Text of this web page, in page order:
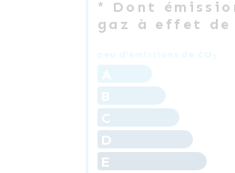
* Dont
gaz à effet de
B
C
D
E